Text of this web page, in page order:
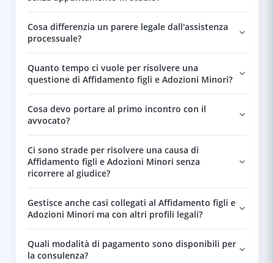
Cosa differenzia un parere legale dall'assistenza
processuale?
Quanto tempo ci vuole per risolvere una
questione di Affidamento figli e Adozioni Minori?
Cosa devo portare al primo incontro con il
avvocato?
Ci sono strade per risolvere una causa di
Affidamento figli e Adozioni Minori senza
ricorrere al giudice?
Gestisce anche casi collegati al Affidamento figli e
Adozioni Minori ma con altri profili legali?
Quali modalità di pagamento sono disponibili per
la consulenza?